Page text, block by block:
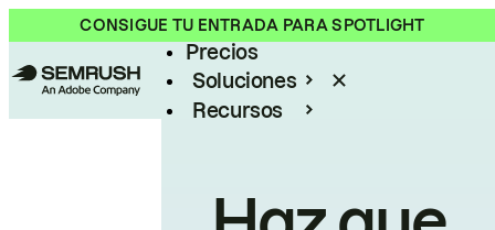
CONSIGUE TU ENTRADA PARA SPOTLIGHT
Producto
Precios
Soluciones
Recursos